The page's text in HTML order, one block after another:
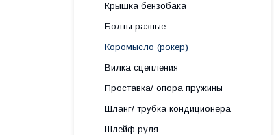
Крышка бензобака
Болты разные
Коромысло (рокер)
Вилка сцепления
Проставка/ опора пружины
Шланг/ трубка кондиционера
Шлейф руля